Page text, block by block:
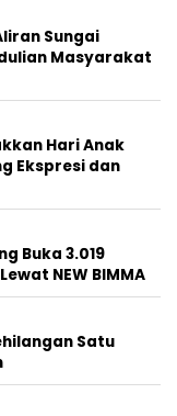
Sungai
Masyarakat
Hari Anak
Ekspresi dan
Buka 3.019
NEW BIMMA
Satu